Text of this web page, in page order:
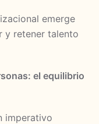
emerge
y retener talento
el equilibrio
imperativo